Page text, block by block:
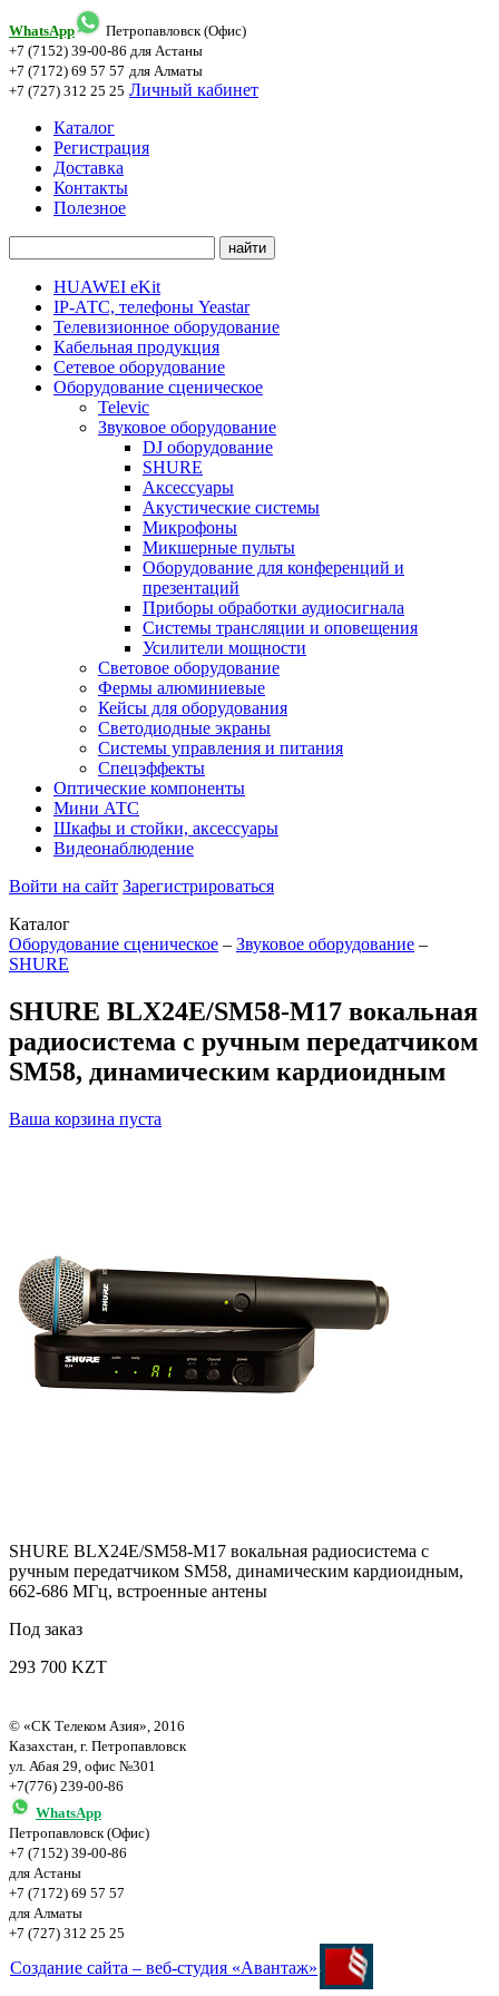
WhatsApp
Петропавловск (Офис)
+7 (7152) 39-00-86 для Астаны
+7 (7172) 69 57 57 для Алматы
+7 (727) 312 25 25 Личный кабинет
Каталог
Регистрация
Доставка
Контакты
Полезное
HUAWEI eKit
IP-АТС, телефоны Yeastar
Телевизионное оборудование
Кабельная продукция
Сетевое оборудование
Оборудование сценическое
Televic
Звуковое оборудование
DJ оборудование
SHURE
Аксессуары
Акустические системы
Микрофоны
Микшерные пульты
Оборудование для конференций и
презентаций
Приборы обработки аудиосигнала
Системы трансляции и оповещения
Усилители мощности
Световое оборудование
Фермы алюминиевые
Кейсы для оборудования
Светодиодные экраны
Системы управления и питания
Спецэффекты
Оптические компоненты
Мини АТС
Шкафы и стойки, аксессуары
Видеонаблюдение
Войти на сайт Зарегистрироваться
Каталог
Оборудование сценическое – Звуковое оборудование –
SHURE
SHURE BLX24E/SM58-M17 вокальная
радиосистема с ручным передатчиком
SM58, динамическим кардиоидным
Ваша корзина пуста
SHURE BLX24E/SM58-M17 вокальная радиосистема с
ручным передатчиком SM58, динамическим кардиоидным,
662-686 МГц, встроенные антены
Под заказ
293 700 KZT
© «СК Телеком Азия», 2016
Казахстан, г. Петропавловск
ул. Абая 29, офис №301
+7(776) 239-00-86
WhatsApp
Петропавловск (Офис)
+7 (7152) 39-00-86
для Астаны
+7 (7172) 69 57 57
для Алматы
+7 (727) 312 25 25
Создание сайта – веб-студия «Авантаж»